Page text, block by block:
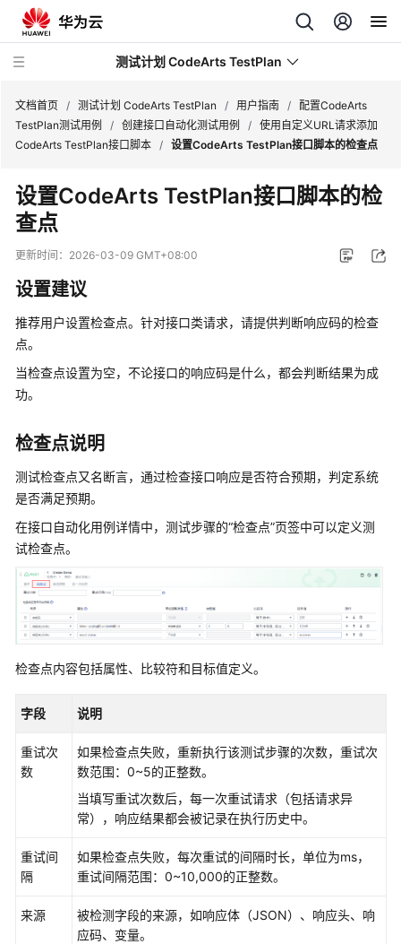
测试计划 CodeArts TestPlan
新
动
态
产
品
介
绍
费
速
入
门
户
指
南
测
服
务
(CodeArts
TestPlan)
流
文档首页 / 测试计划 CodeArts TestPlan / 用户指南 /
配置CodeArts
TestPlan测试用例
/ 创建接口自动化测试用例 / 使用自定义URL请求添加
CodeArts TestPlan接口脚本 / 设置CodeArts TestPlan接口脚本的检查点
设置CodeArts TestPlan接口脚本的检
查点
更新时间： 2026-03-09 GMT+08:00
设置建议
推荐用户设置检查点。针对接口类请求，请提供判断响应码的检查
点。
当检查点设置为空，不论接口的响应码是什么，都会判断结果为成
功。
检查点说明
测试检查点又名断言，通过检查接口响应是否符合预期，判定系统
是否满足预期。
在接口自动化用例详情中，测试步骤的“检查点”页签中可以定义测
试检查点。
检查点内容包括属性、比较符和目标值定义。
字段 说明
重试次
数
如果检查点失败，重新执行该测试步骤的次数，重试次
数范围：0~5的正整数。
当填写重试次数后，每一次重试请求（包括请求异
常），响应结果都会被记录在执行历史中。
重试间
隔
如果检查点失败，每次重试的间隔时长，单位为ms，
重试间隔范围：0~10,000的正整数。
来源
被检测字段的来源，如响应体（JSON）、响应头、响
应码、变量。